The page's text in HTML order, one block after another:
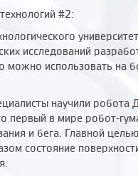
#2:
исследований
можно использовать на
научили
первый в мире робот-
и бега. Главной
состояние